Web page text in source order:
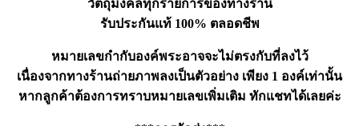
วัตถุมงคลทุกรายการของทางร้าน
รับประกันแท้ 100% ตลอดชีพ
หมายเลขกำกับองค์พระอาจจะไม่ตรงกับที่ลงไว้
เนื่องจากทางร้านถ่ายภาพลงเป็นตัวอย่าง เพียง 1 องค์เท่านั้น
หากลูกค้าต้องการทราบหมายเลขเพิ่มเติม ทักแชทได้เลยค่ะ